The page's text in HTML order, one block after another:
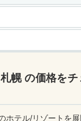
幌 の価格をチ
ホテル/リゾートを